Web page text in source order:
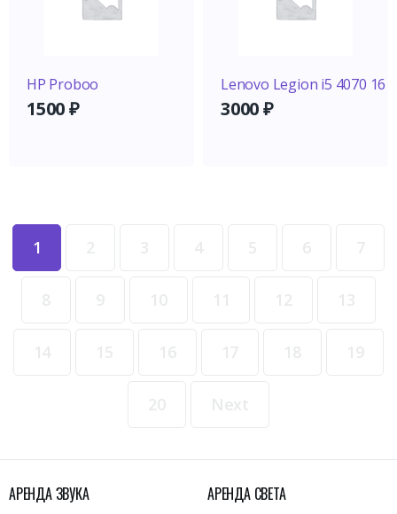
1
HP Proboo
1500₽
Lenovo Legion i5 4070 16
3000₽
АРЕНДА ЗВУКА АРЕНДА СВЕТА